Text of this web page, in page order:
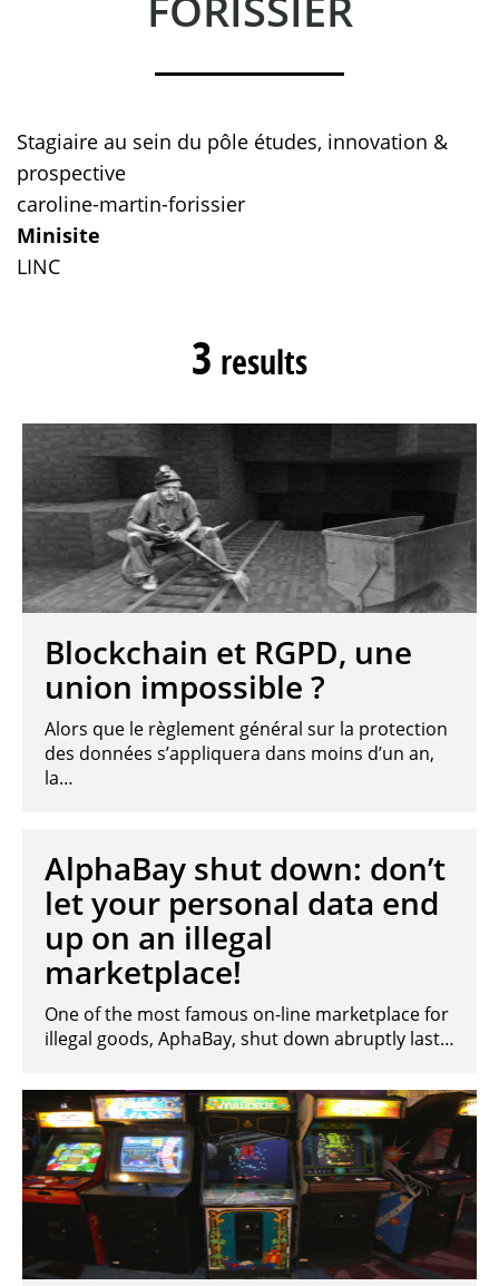
Stagiaire au sein du pôle études, innovation &
prospective
caroline-martin-forissier
Minisite
LINC
3 results
Blockchain et RGPD, une
union impossible ?
Alors que le règlement général sur la protection
des données s’appliquera dans moins d’un an,
la…
AlphaBay shut down: don’t
let your personal data end
up on an illegal
marketplace!
One of the most famous on-line marketplace for
illegal goods, AphaBay, shut down abruptly last…